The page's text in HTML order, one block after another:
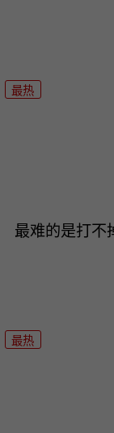
最热
最难的是打不
最热